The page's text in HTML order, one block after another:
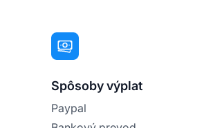
Spôsoby výplat
Paypal